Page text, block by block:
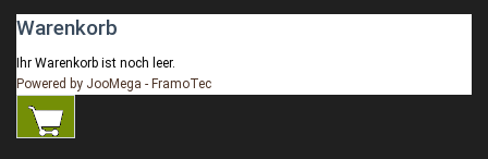
Warenkorb
Ihr Warenkorb ist noch leer.
Powered by JooMega - FramoTec